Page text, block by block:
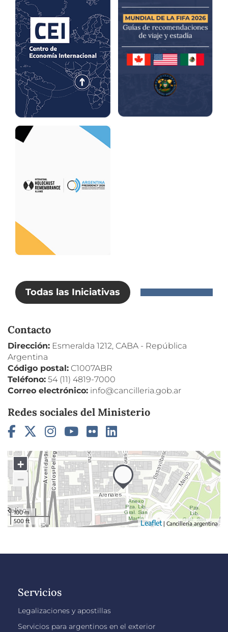
Todas las Iniciativas
Contacto
Dirección: Esmeralda 1212, CABA - República
Argentina
Código postal: C1007ABR
Teléfono: 54 (11) 4819-7000
Correo electrónico: info@cancilleria.gob.ar
Redes sociales del Ministerio
Facebook
TwitterInstagram
YouTube
FlickrLinkedIn
Servicios
Legalizaciones y apostillas
Servicios para argentinos en el exterior